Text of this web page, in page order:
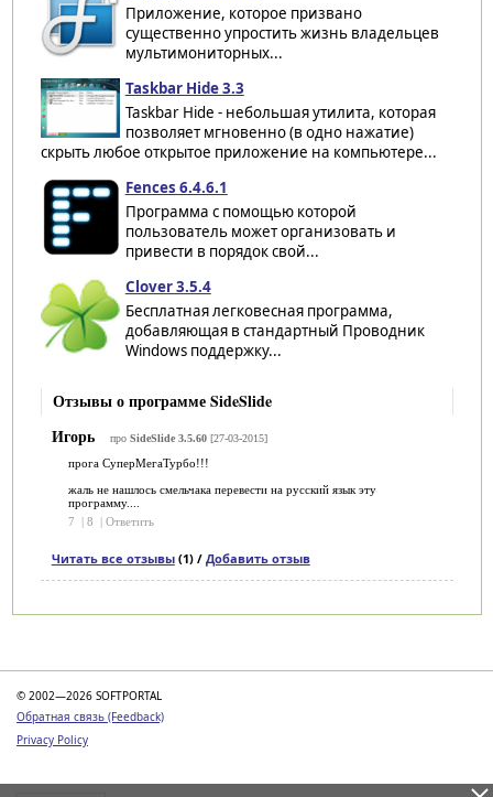
Приложение, которое призвано
существенно упростить жизнь владельцев
мультимониторных...
Taskbar Hide 3.3
Taskbar Hide - небольшая утилита, которая
позволяет мгновенно (в одно нажатие)
скрыть любое открытое приложение на компьютере...
Fences 6.4.6.1
Программа с помощью которой
пользователь может организовать и
привести в порядок свой...
Clover 3.5.4
Бесплатная легковесная программа,
добавляющая в стандартный Проводник
Windows поддержку...
Отзывы о программе SideSlide
Игорь
про SideSlide 3.5.60[27-03-2015]
прога СуперМегаТурбо!!!
жаль не нашлось смельчака перевести на русский язык эту
программу....
7
8 Ответить
Читать все отзывы(1) / Добавить отзыв
© 2002—2026 SOFTPORTAL
Обратная связь (Feedback)
Privacy Policy